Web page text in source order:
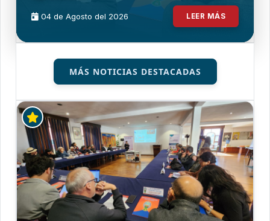
04 de Agosto del 2026 LEER MÁS
MÁS NOTICIAS DESTACADAS